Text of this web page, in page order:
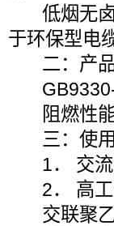
低烟无卤
于环保型电
二：产品
阻燃性能
三：使用
1． 交流
2． 高工
交联聚乙